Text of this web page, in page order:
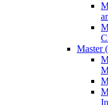
Master